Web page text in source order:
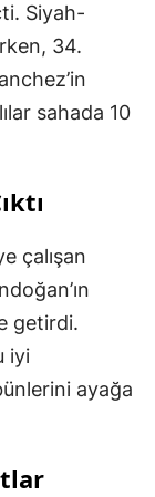
Siyah-
34.
sahada 10
çalışan
getirdi.
iyi
ayağa